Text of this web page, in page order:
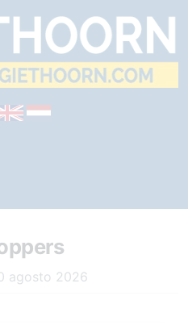
agosto 2026